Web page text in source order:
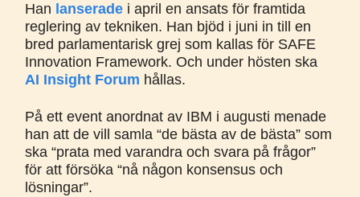
Han lanserade i april en ansats för framtida
reglering av tekniken. Han bjöd i juni in till en
bred parlamentarisk grej som kallas för SAFE
Innovation Framework. Och under hösten ska
AI Insight Forum hållas.
På ett event anordnat av IBM i augusti menade
han att de vill samla “de bästa av de bästa” som
ska “prata med varandra och svara på frågor”
för att försöka “nå någon konsensus och
lösningar”.